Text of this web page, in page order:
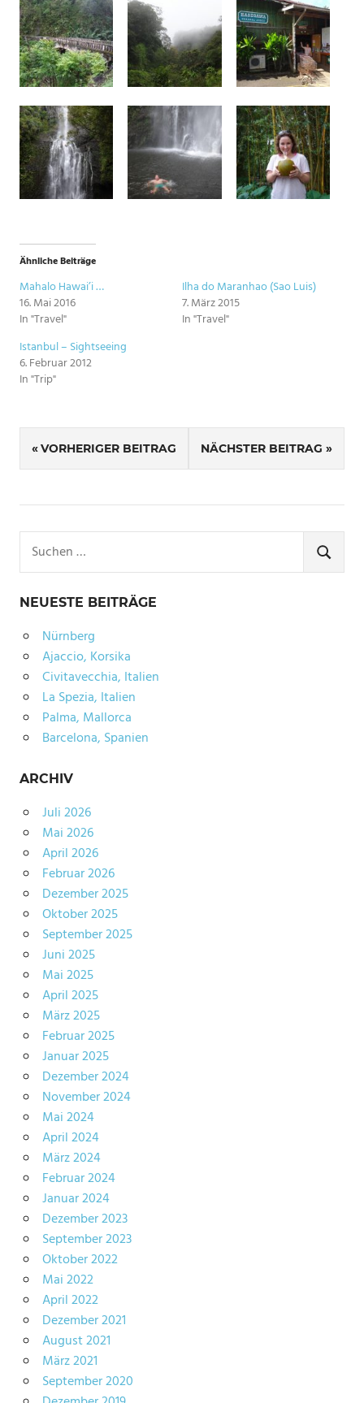
Ähnliche Beiträge
Mahalo Hawai’i …
16. Mai 2016
In "Travel"
Ilha do Maranhao (Sao Luis)
7. März 2015
In "Travel"
Istanbul – Sightseeing
6. Februar 2012
In "Trip"
SCHLAGWÖRTER
HANA
RAINFOREST
Beitragsnavigation
VORHERIGER BEITRAG NÄCHSTER BEITRAG
nach:
SUCHEN
NEUESTE BEITRÄGE
Nürnberg
Ajaccio, Korsika
Civitavecchia, Italien
La Spezia, Italien
Palma, Mallorca
Barcelona, Spanien
ARCHIV
Juli 2026
Mai 2026
April 2026
Februar 2026
Dezember 2025
Oktober 2025
September 2025
Juni 2025
Mai 2025
April 2025
März 2025
Februar 2025
Januar 2025
Dezember 2024
November 2024
Mai 2024
April 2024
März 2024
Februar 2024
Januar 2024
Dezember 2023
September 2023
Oktober 2022
Mai 2022
April 2022
Dezember 2021
August 2021
März 2021
September 2020